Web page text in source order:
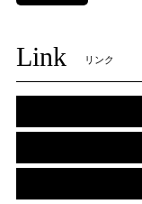
Link リンク